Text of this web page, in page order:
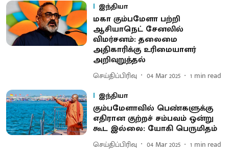
இந்தியா
மகா கும்பமேளா பற்றி
ஆசியாநெட் சேனலில்
விமர்சனம்: தலைமை
அதிகாரிக்கு உரிமையாளர்
அறிவுறுத்தல்
செய்திப்பிரிவு 04 Mar 2025 1 min read
இந்தியா
கும்பமேளாவில் பெண்களுக்கு
எதிரான குற்றச் சம்பவம் ஒன்று
கூட இல்லை: யோகி பெருமிதம்
செய்திப்பிரிவு 04 Mar 2025 1 min read